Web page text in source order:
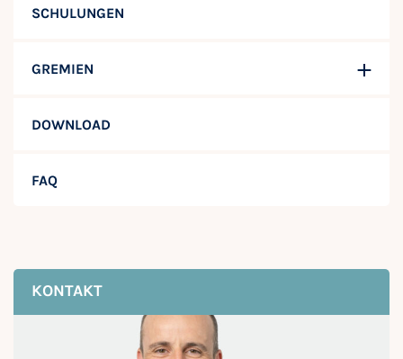
SCHULUNGEN
GREMIEN
DOWNLOAD
FAQ
KONTAKT